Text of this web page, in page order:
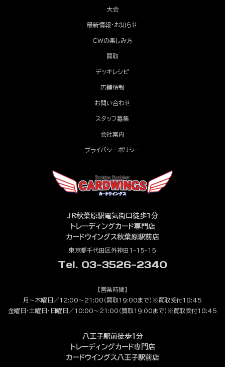
大会
最新情報・お知らせ
CWの楽しみ方
買取
デッキレシピ
店舗情報
お問い合わせ
スタッフ募集
会社案内
プライバシーポリシー
JR秋葉原駅電気街口徒歩1分
トレーディングカード専門店
カードウイングス秋葉原駅前店
東京都千代田区外神田1-15-15
Tel. 03-3526-2340
【営業時間】
月～木曜日／12:00～21:00（買取19:00まで）※買取受付18:45
金曜日・土曜日・日曜日／10:00～21:00（買取19:00まで）※買取受付18:45
八王子駅前徒歩1分
トレーディングカード専門店
カードウイングス八王子駅前店